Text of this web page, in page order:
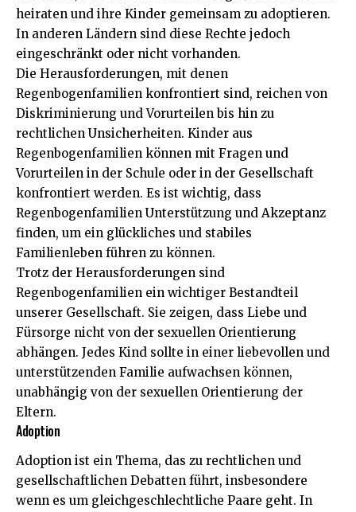
heiraten und ihre Kinder gemeinsam zu adoptieren.
In anderen Ländern sind diese Rechte jedoch
eingeschränkt oder nicht vorhanden.
Die Herausforderungen, mit denen
Regenbogenfamilien konfrontiert sind, reichen von
Diskriminierung und Vorurteilen bis hin zu
rechtlichen Unsicherheiten. Kinder aus
Regenbogenfamilien können mit Fragen und
Vorurteilen in der Schule oder in der Gesellschaft
konfrontiert werden. Es ist wichtig, dass
Regenbogenfamilien Unterstützung und Akzeptanz
finden, um ein glückliches und stabiles
Familienleben führen zu können.
Trotz der Herausforderungen sind
Regenbogenfamilien ein wichtiger Bestandteil
unserer Gesellschaft. Sie zeigen, dass Liebe und
Fürsorge nicht von der sexuellen Orientierung
abhängen. Jedes Kind sollte in einer liebevollen und
unterstützenden Familie aufwachsen können,
unabhängig von der sexuellen Orientierung der
Eltern.
Adoption
Adoption ist ein Thema, das zu rechtlichen und
gesellschaftlichen Debatten führt, insbesondere
wenn es um gleichgeschlechtliche Paare geht. In